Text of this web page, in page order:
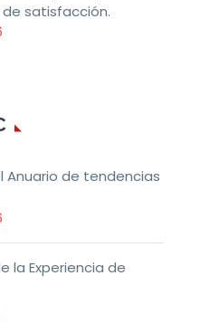
satisfacción.
Anuario de tendencias
la Experiencia de